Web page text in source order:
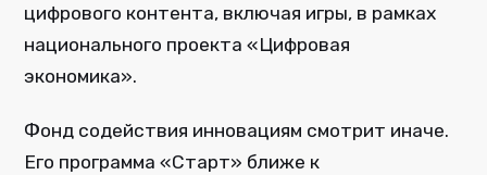
цифрового контента, включая игры, в рамках
национального проекта «Цифровая
экономика».
Фонд содействия инновациям смотрит иначе.
Его программа «Старт» ближе к